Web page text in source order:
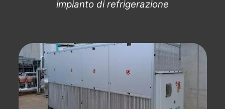
impianto di refrigerazione